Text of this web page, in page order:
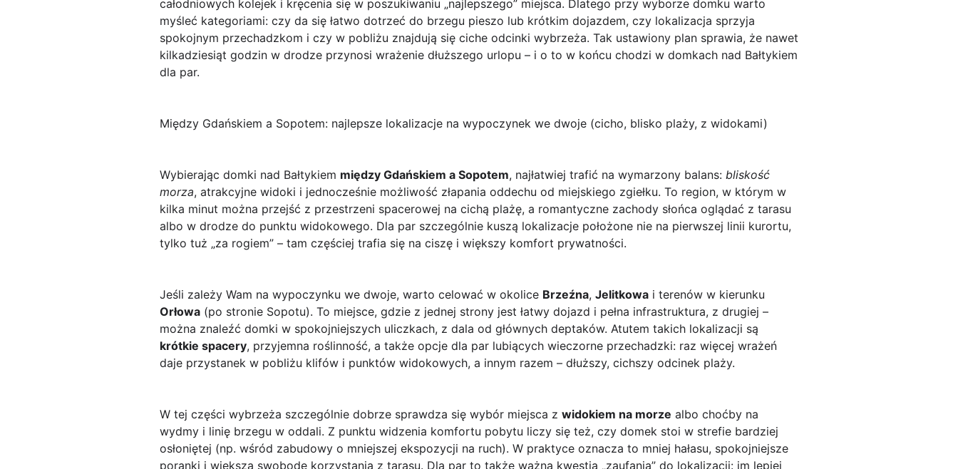
całodniowych kolejek i kręcenia się w poszukiwaniu „najlepszego” miejsca. Dlatego przy wyborze domku warto
myśleć kategoriami: czy da się łatwo dotrzeć do brzegu pieszo lub krótkim dojazdem, czy lokalizacja sprzyja
spokojnym przechadzkom i czy w pobliżu znajdują się ciche odcinki wybrzeża. Tak ustawiony plan sprawia, że nawet
kilkadziesiąt godzin w drodze przynosi wrażenie dłuższego urlopu – i o to w końcu chodzi w domkach nad Bałtykiem
dla par.
Między Gdańskiem a Sopotem: najlepsze lokalizacje na wypoczynek we dwoje (cicho, blisko plaży, z widokami)
Wybierając domki nad Bałtykiem między Gdańskiem a Sopotem, najłatwiej trafić na wymarzony balans: bliskość
morza, atrakcyjne widoki i jednocześnie możliwość złapania oddechu od miejskiego zgiełku. To region, w którym w
kilka minut można przejść z przestrzeni spacerowej na cichą plażę, a romantyczne zachody słońca oglądać z tarasu
albo w drodze do punktu widokowego. Dla par szczególnie kuszą lokalizacje położone nie na pierwszej linii kurortu,
tylko tuż „za rogiem” – tam częściej trafia się na ciszę i większy komfort prywatności.
Jeśli zależy Wam na wypoczynku we dwoje, warto celować w okolice Brzeźna, Jelitkowa i terenów w kierunku
Orłowa (po stronie Sopotu). To miejsce, gdzie z jednej strony jest łatwy dojazd i pełna infrastruktura, z drugiej –
można znaleźć domki w spokojniejszych uliczkach, z dala od głównych deptaków. Atutem takich lokalizacji są
krótkie spacery, przyjemna roślinność, a także opcje dla par lubiących wieczorne przechadzki: raz więcej wrażeń
daje przystanek w pobliżu klifów i punktów widokowych, a innym razem – dłuższy, cichszy odcinek plaży.
W tej części wybrzeża szczególnie dobrze sprawdza się wybór miejsca z widokiem na morze albo choćby na
wydmy i linię brzegu w oddali. Z punktu widzenia komfortu pobytu liczy się też, czy domek stoi w strefie bardziej
osłoniętej (np. wśród zabudowy o mniejszej ekspozycji na ruch). W praktyce oznacza to mniej hałasu, spokojniejsze
poranki i większą swobodę korzystania z tarasu. Dla par to także ważna kwestia „zaufania” do lokalizacji: im lepiej